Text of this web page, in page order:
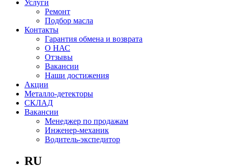
Услуги
Ремонт
Подбор масла
Контакты
Гарантия обмена и возврата
О НАС
Отзывы
Вакансии
Наши достижения
Акции
Металло-детекторы
СКЛАД
Вакансии
Менеджер по продажам
Инженер-механик
Водитель-экспедитор
RU